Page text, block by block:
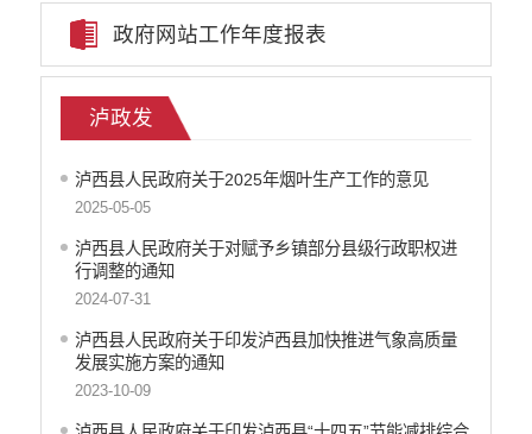
政府网站工作年度报表
泸政发
泸西县人民政府关于2025年烟叶生产工作的意见
2025-05-05
泸西县人民政府关于对赋予乡镇部分县级行政职权进
行调整的通知
2024-07-31
泸西县人民政府关于印发泸西县加快推进气象高质量
发展实施方案的通知
2023-10-09